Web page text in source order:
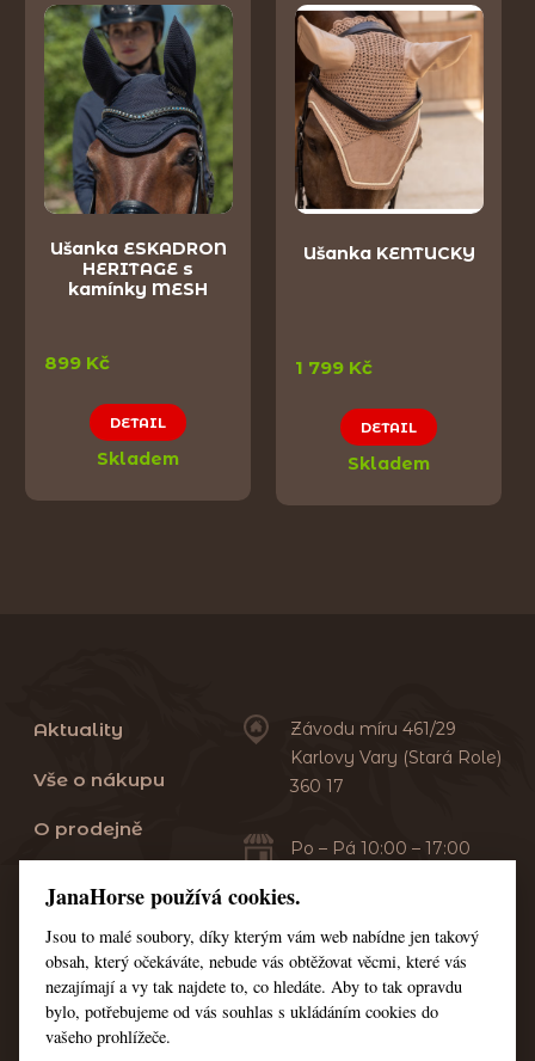
Ušanka ESKADRON
HERITAGE s
kamínky MESH
899 Kč
DETAIL
Skladem
Ušanka KENTUCKY
1 799 Kč
DETAIL
Skladem
Aktuality
Vše o nákupu
O prodejně
Servis
Kontakt
Nastavení cookies
Závodu míru 461/29
Karlovy Vary (Stará Role)
360 17
Po – Pá 10:00 – 17:00
+420 353 549 410
+420 608 444 378
JanaHorse používá cookies.
Jsou to malé soubory, díky kterým vám web nabídne jen takový
obsah, který očekáváte, nebude vás obtěžovat věcmi, které vás
nezajímají a vy tak najdete to, co hledáte. Aby to tak opravdu
bylo, potřebujeme od vás souhlas s ukládáním cookies do
vašeho prohlížeče.